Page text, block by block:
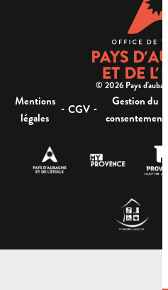
© 2026 Pays
Mentions
légales
- CGV -
Gestion du
consentement